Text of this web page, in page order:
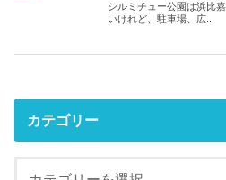
シルミチュー公園は浜比
いけれど、駐車場、広...
カテゴリー